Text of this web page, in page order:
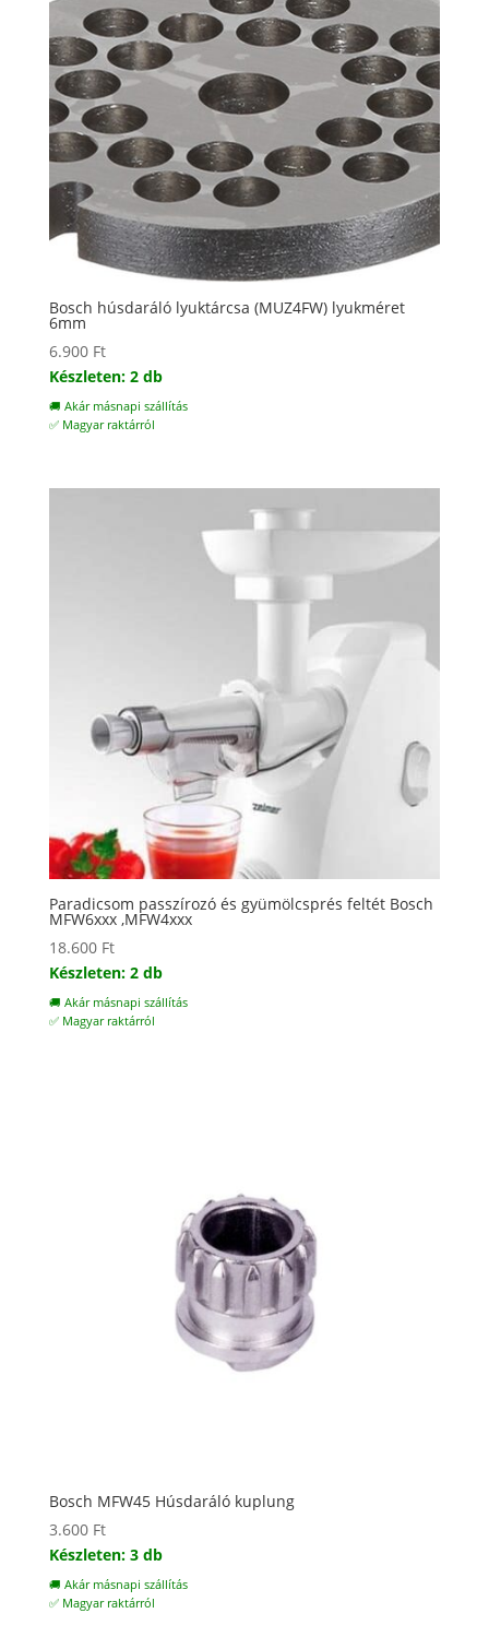
Bosch húsdaráló lyuktárcsa (MUZ4FW) lyukméret
6mm
6.900 Ft
Készleten: 2 db
🚚 Akár másnapi szállítás
✅ Magyar raktárról
Paradicsom passzírozó és gyümölcsprés feltét Bosch
MFW6xxx ,MFW4xxx
18.600 Ft
Készleten: 2 db
🚚 Akár másnapi szállítás
✅ Magyar raktárról
Bosch MFW45 Húsdaráló kuplung
3.600 Ft
Készleten: 3 db
🚚 Akár másnapi szállítás
✅ Magyar raktárról